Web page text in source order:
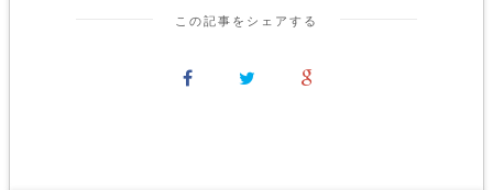
この記事をシェアする